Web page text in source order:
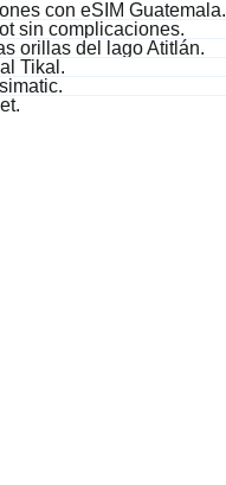
con eSIM Guatemala.
sin complicaciones.
orillas del lago Atitlán.
Tikal.